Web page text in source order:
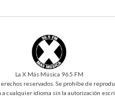
La X Más Música 96.5 FM
reservados. Se prohíbe de
a cualquier idioma sin la autorización